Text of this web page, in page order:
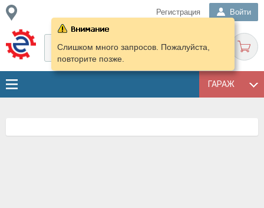
Регистрация Войти
ГАРАЖ
Слишком много запросов. Пожалуйста,
повторите позже.